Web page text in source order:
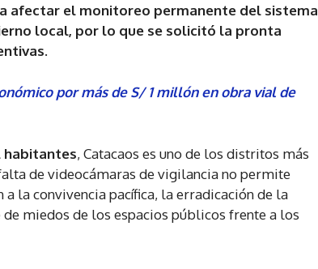
afectar el monitoreo permanente del sistema
local, por lo que se solicitó la pronta
por más de S/ 1 millón en obra vial de
habitantes, Catacaos es uno de los distritos más
de videocámaras de vigilancia no permite
la convivencia pacífica, la erradicación de la
miedos de los espacios públicos frente a los